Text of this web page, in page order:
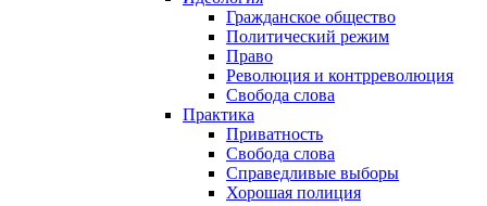
Гражданское общество
Политический режим
Право
Революция и контрреволюция
Свобода слова
Практика
Приватность
Свобода слова
Справедливые выборы
Хорошая полиция